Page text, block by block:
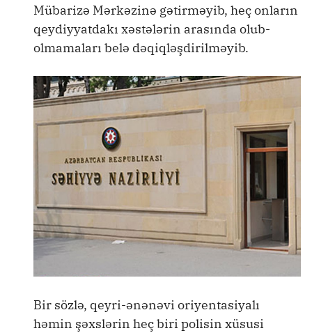
Mübarizə Mərkəzinə gətirməyib, heç onların
qeydiyyatdakı xəstələrin arasında olub-
olmamaları belə dəqiqləşdirilməyib.
Bir sözlə, qeyri-ənənəvi oriyentasiyalı
həmin şəxslərin heç biri polisin xüsusi